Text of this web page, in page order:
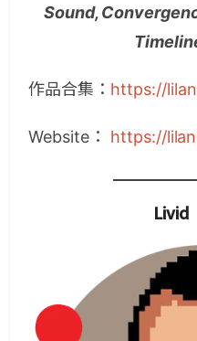
Sound,
作品合集： https://
Website： https://
Livid